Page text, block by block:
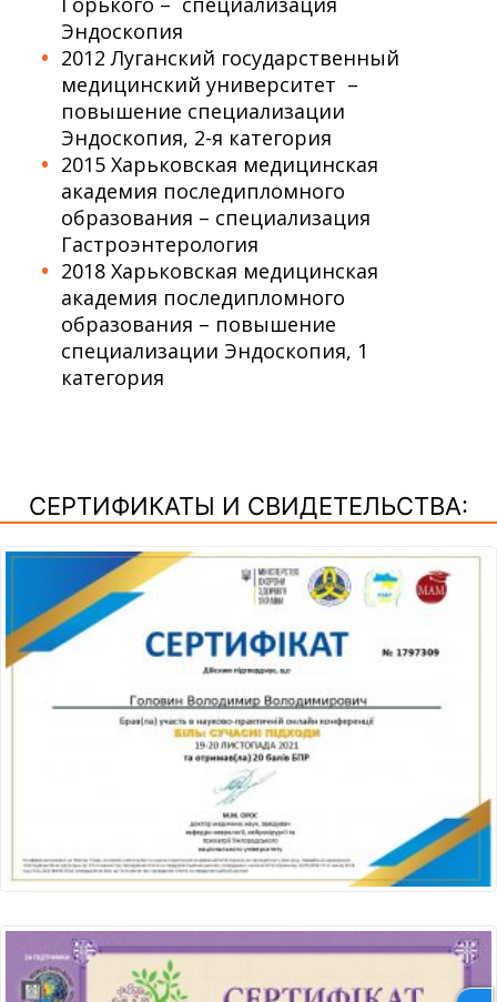
Эндоскопия
2012 Луганский государственный
медицинский университет –
повышение специализации
Эндоскопия, 2-я категория
2015 Харьковская медицинская
академия последипломного
образования – специализация
Гастроэнтерология
2018 Харьковская медицинская
академия последипломного
образования – повышение
специализации Эндоскопия, 1
категория
СЕРТИФИКАТЫ И СВИДЕТЕЛЬСТВА: